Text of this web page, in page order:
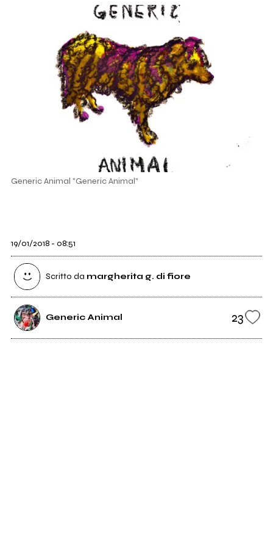
Generic Animal "Generic Animal"
19/01/2018 - 08:51
Scritto da margherita g. di fiore
Generic Animal 23